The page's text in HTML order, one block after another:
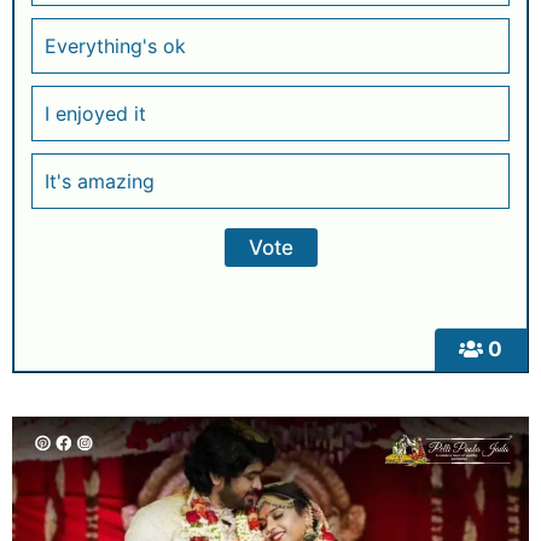
0
Everything's ok
I enjoyed it
It's amazing